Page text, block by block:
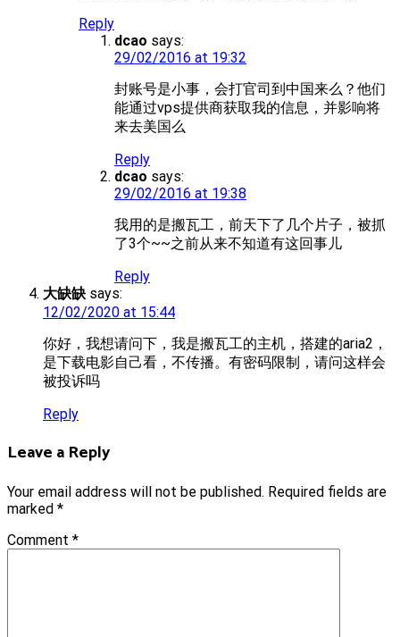
Reply
dcao says:
29/02/2016 at 19:32
封账号是小事，会打官司到中国来么？他们
能通过vps提供商获取我的信息，并影响将
来去美国么
Reply
dcao says:
29/02/2016 at 19:38
我用的是搬瓦工，前天下了几个片子，被抓
了3个~~之前从来不知道有这回事儿
Reply
大缺缺 says:
12/02/2020 at 15:44
你好，我想请问下，我是搬瓦工的主机，搭建的aria2，
是下载电影自己看，不传播。有密码限制，请问这样会
被投诉吗
Reply
Leave a Reply
Your email address will not be published. Required fields are
marked *
Comment *